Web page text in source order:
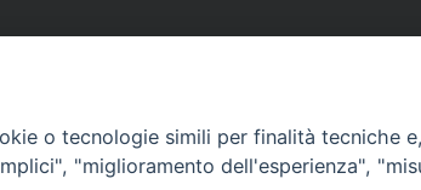
o tecnologie simili per finalità tecniche
"miglioramento dell'esperienza",